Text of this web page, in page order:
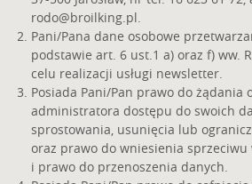
rodo@broilking.pl
Pani/Pana dane osobowe
podstawie art. 6 ust.1 a) oraz f) ww.
celu realizacji usługi newsletter.
Posiada Pani/Pan prawo do żądania
administratora dostępu do swoich
sprostowania, usunięcia lub
oraz prawo do wniesienia
i prawo do przenoszenia danych.